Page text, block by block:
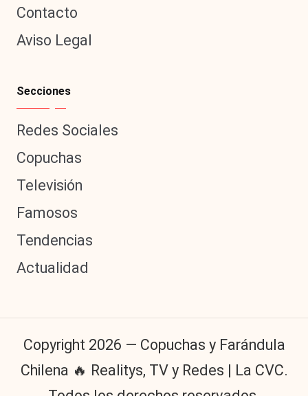
Contacto
Aviso Legal
Secciones
Redes Sociales
Copuchas
Televisión
Famosos
Tendencias
Actualidad
Copyright 2026 — Copuchas y Farándula
Chilena 🔥 Realitys, TV y Redes | La CVC.